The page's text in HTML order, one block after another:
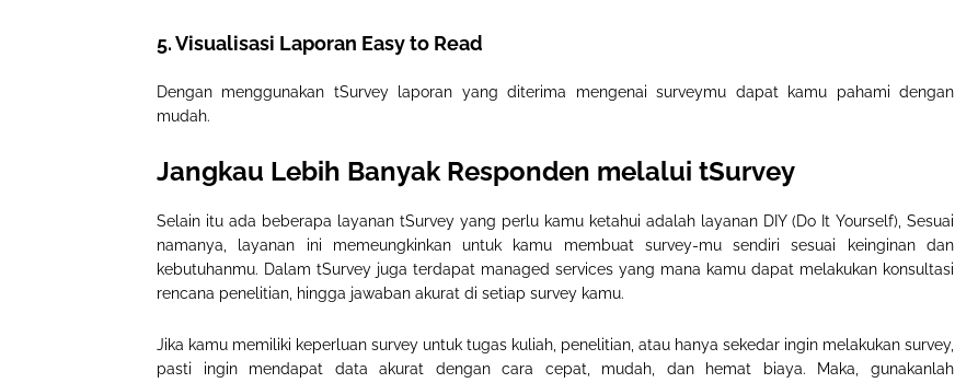
5. Visualisasi Laporan Easy to Read
Dengan menggunakan tSurvey laporan yang diterima mengenai surveymu dapat kamu pahami dengan
mudah.
Jangkau Lebih Banyak Responden melalui tSurvey
Selain itu ada beberapa layanan tSurvey yang perlu kamu ketahui adalah layanan DIY (Do It Yourself), Sesuai
namanya, layanan ini memeungkinkan untuk kamu membuat survey-mu sendiri sesuai keinginan dan
kebutuhanmu. Dalam tSurvey juga terdapat managed services yang mana kamu dapat melakukan konsultasi
rencana penelitian, hingga jawaban akurat di setiap survey kamu.
Jika kamu memiliki keperluan survey untuk tugas kuliah, penelitian, atau hanya sekedar ingin melakukan survey,
pasti ingin mendapat data akurat dengan cara cepat, mudah, dan hemat biaya. Maka, gunakanlah